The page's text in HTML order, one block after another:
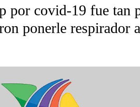
por covid-19 fue tan
ponerle respirador